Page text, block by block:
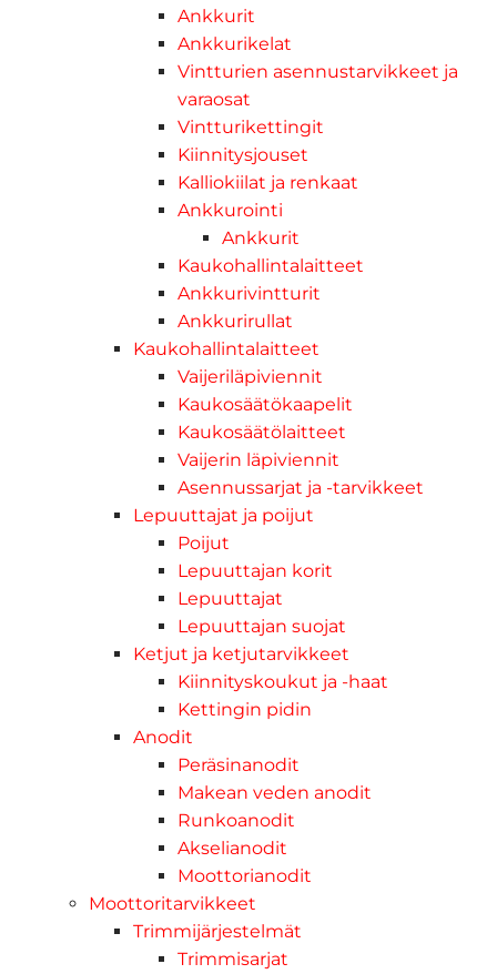
Ankkurit
Ankkurikelat
Vintturien asennustarvikkeet ja
varaosat
Vintturikettingit
Kiinnitysjouset
Kalliokiilat ja renkaat
Ankkurointi
Ankkurit
Kaukohallintalaitteet
Ankkurivintturit
Ankkurirullat
Kaukohallintalaitteet
Vaijeriläpiviennit
Kaukosäätökaapelit
Kaukosäätölaitteet
Vaijerin läpiviennit
Asennussarjat ja -tarvikkeet
Lepuuttajat ja poijut
Poijut
Lepuuttajan korit
Lepuuttajat
Lepuuttajan suojat
Ketjut ja ketjutarvikkeet
Kiinnityskoukut ja -haat
Kettingin pidin
Anodit
Peräsinanodit
Makean veden anodit
Runkoanodit
Akselianodit
Moottorianodit
Moottoritarvikkeet
Trimmijärjestelmät
Trimmisarjat